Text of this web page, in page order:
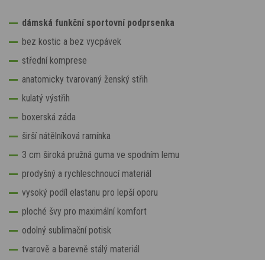
dámská funkční sportovní podprsenka
bez kostic a bez vycpávek
střední komprese
anatomicky tvarovaný ženský střih
kulatý výstřih
boxerská záda
širší nátělníková ramínka
3 cm široká pružná guma ve spodním lemu
prodyšný a rychleschnoucí materiál
vysoký podíl elastanu pro lepší oporu
ploché švy pro maximální komfort
odolný sublimační potisk
tvarově a barevně stálý materiál